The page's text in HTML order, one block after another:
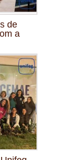
de
a